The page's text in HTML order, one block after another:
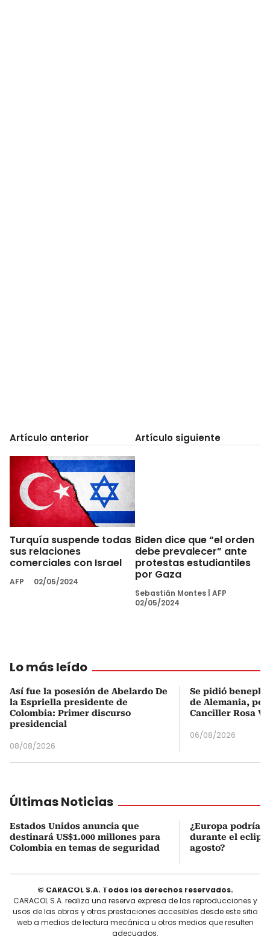
Artículo anterior
Turquía suspende todas
sus relaciones
comerciales con Israel
AFP 02/05/2024
Artículo siguiente
Biden dice que “el orden
debe prevalecer” ante
protestas estudiantiles
por Gaza
Sebastián Montes AFP
02/05/2024
Lo más leído
Así fue la posesión de Abelardo De
la Espriella presidente de
Colombia: Primer discurso
presidencial
08/08/2026
Se pidió
de Alemania,
Canciller Rosa
06/08/2026
Últimas Noticias
Estados Unidos anuncia que
destinará US$1.000 millones para
Colombia en temas de seguridad
¿Europa podría
durante el
agosto?
© CARACOL S.A. Todos los derechos reservados.
CARACOL S.A. realiza una reserva expresa de las reproducciones y
usos de las obras y otras prestaciones accesibles desde este sitio
web a medios de lectura mecánica u otros medios que resulten
adecuados.